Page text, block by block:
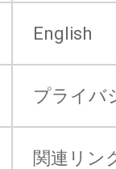
English
プライバ
関連リン